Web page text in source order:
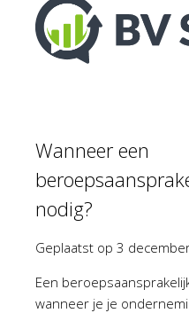
Wanneer een
nodig?
Geplaatst op 3
Een
wanneer je je